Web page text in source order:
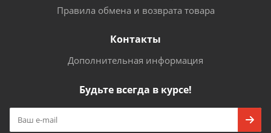
Правила обмена и возврата товара
Контакты
Дополнительная информация
Будьте всегда в курсе!